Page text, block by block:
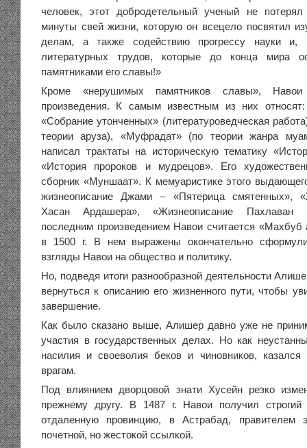
человек, этот добродетельный ученый не
минуты свей жизни, которую он всецело посвятил
делам, а также содействию прогрессу науки и,
литературных трудов, которые до конца мира
памятниками его славы!»
Кроме «нерушимых памятников славы»,
произведения. К самым известным из них
«Собрание утонченных» (литературоведческая
теории аруза), «Муфрадат» (по теории жанра
написал трактаты на историческую тематику
«История пророков и мудрецов». Его
сборник «Муншаат». К мемуаристике этого
жизнеописание Джами – «Пятерица смятенных»,
Хасан Ардашера», «Жизнеописание
последним произведением Навои считается «Махбуб
в 1500 г. В нем выражены окончательно
взгляды Навои на общество и политику.
Но, подведя итоги разнообразной деятельности
вернуться к описанию его жизненного пути, чтобы
завершение.
Как было сказано выше, Алишер давно уже не
участия в государственных делах. Но как
насилия и своеволия беков и чиновников,
врагам.
Под влиянием дворцовой знати Хусейн резко
прежнему другу. В 1487 г. Навои получил строгий
отдаленную провинцию, в Астрабад, правителем
почетной, но жестокой ссылкой.